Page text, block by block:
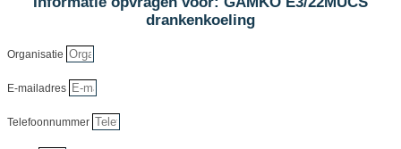
drankenkoeling
Organisatie
E-mailadres
Telefoonnummer